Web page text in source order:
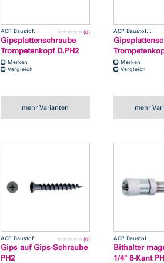
(0)
Gipsplattenschraube
Trompetenkopf D.PH2
Merken
Vergleich
mehr Varianten
Merken
Vergleich
mehr
(0)
Gips auf Gips-Schraube
PH2
Bithalter
1/4" 6-Kant